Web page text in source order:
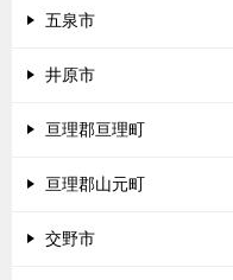
五泉市
井原市
亘理郡亘理町
亘理郡山元町
交野市